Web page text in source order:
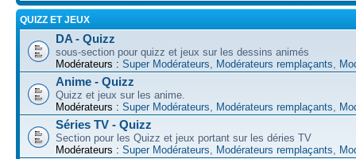
QUIZZ ET JEUX
DA - Quizz
sous-section pour quizz et jeux sur les dessins animés
Modérateurs : Super Modérateurs Modérateurs remplaçants
Anime - Quizz
Quizz et jeux sur les anime.
Modérateurs : Super Modérateurs Modérateurs remplaçants
Séries TV - Quizz
Section pour les Quizz et jeux portant sur les déries TV
Modérateurs : Super Modérateurs Modérateurs remplaçants